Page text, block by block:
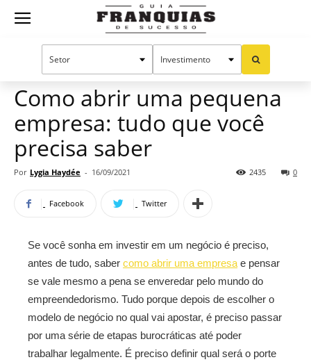
Guia
Empreendedorismo
Como abrir uma pequena
empresa: tudo que você
precisa saber
Por Lygia Haydée - 16/09/2021 0
2435
Facebook Twitter
Se você sonha em investir em um negócio é preciso,
antes de tudo, saber como abrir uma empresa e pensar
se vale mesmo a pena se enveredar pelo mundo do
empreendedorismo. Tudo porque depois de escolher o
modelo de negócio no qual vai apostar, é preciso passar
por uma série de etapas burocráticas até poder
trabalhar legalmente. É preciso definir qual será o porte